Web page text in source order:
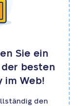
Sie ein
der besten
im Web!
den